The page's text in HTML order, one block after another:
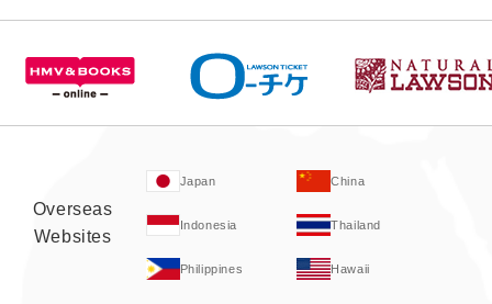
Overseas
Websites
Japan China
Indonesia Thailand
Philippines Hawaii